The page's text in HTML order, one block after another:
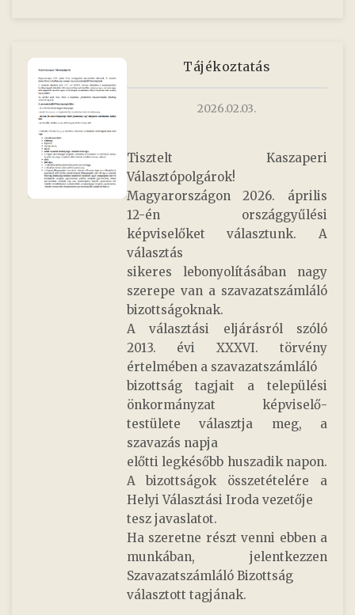
Tájékoztatás
2026.02.03.
Tisztelt Kaszaperi
Választópolgárok!
Magyarországon 2026. április
12-én országgyűlési
képviselőket választunk. A
választás
sikeres lebonyolításában nagy
szerepe van a szavazatszámláló
bizottságoknak.
A választási eljárásról szóló
2013. évi XXXVI. törvény
értelmében a szavazatszámláló
bizottság tagjait a települési
önkormányzat képviselő-
testülete választja meg, a
szavazás napja
előtti legkésőbb huszadik napon.
A bizottságok összetételére a
Helyi Választási Iroda vezetője
tesz javaslatot.
Ha szeretne részt venni ebben a
munkában, jelentkezzen
Szavazatszámláló Bizottság
választott tagjának.